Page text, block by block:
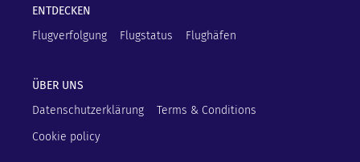
ENTDECKEN
Flugverfolgung
Flugstatus Flughäfen
ÜBER UNS
Datenschutzerklärung
Terms & Conditions
Cookie policy